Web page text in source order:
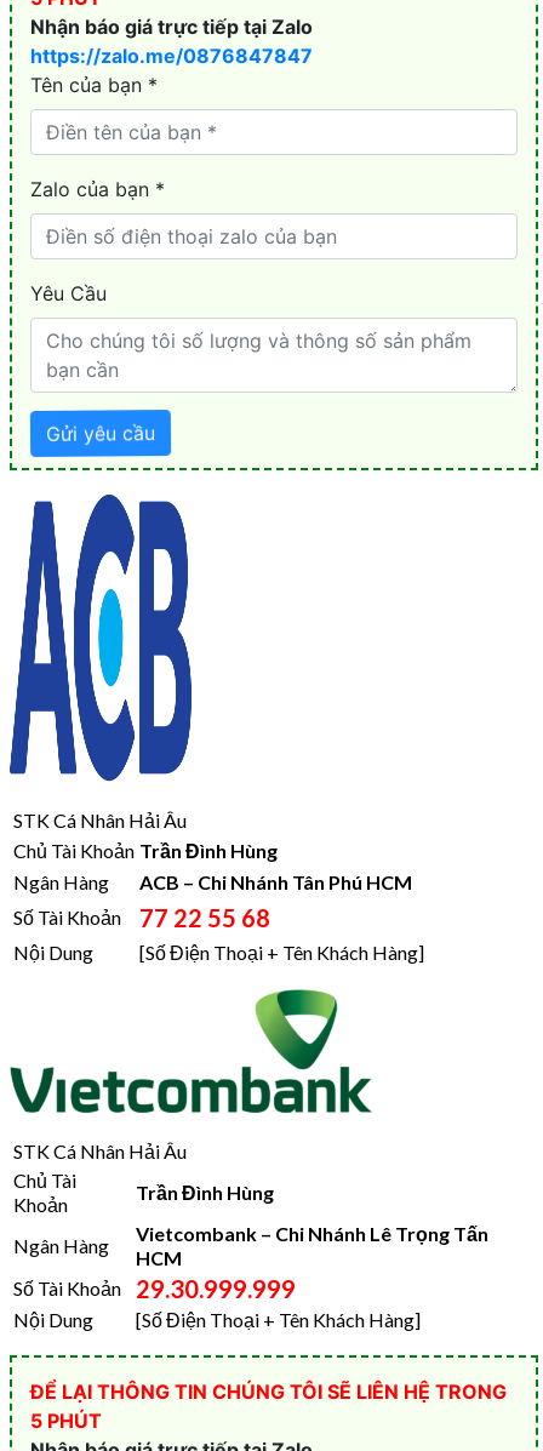
STK Cá Nhân Hải Âu
Chủ Tài Khoản Trần Đình Hùng
Ngân Hàng
ACB – Chi Nhánh Tân Phú HCM
Số Tài Khoản
77 22 55 68
Nội Dung [Số Điện Thoại + Tên Khách Hàng]
STK Cá Nhân Hải Âu
Chủ Tài
Khoản
Trần Đình Hùng
Ngân Hàng
Vietcombank – Chi Nhánh Lê Trọng Tấn
HCM
Số Tài Khoản
29.30.999.999
Nội Dung [Số Điện Thoại + Tên Khách Hàng]